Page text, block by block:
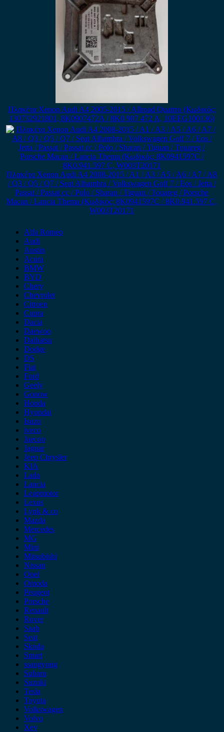
Πλακέτα Xenon Audi A4 2005-2015 / Allroad Quatrro (Κωδικός:
130732921801, 8K0907472A / 8K0 907 472 A, 10EEG100136)
Πλακέτα Xenon Audi A4 2008-2015 / A1 / A3 / A5 / A6 / A7 / A8
/ Q3 / Q5 / Q7 / Seat Alhambra / Volkswagen Golf 7 / Eos / Jetta /
Passat / Passat cc / Polo / Sharan / Tiguan / Touareg / Porsche
Macan / Lancia Thema (Κωδικός: 8K0941597C / 8K0.941.597 C,
W003T20171
Alfa Romeo
Audi
Austin
Acura
BMW
BYD
Chery
Chevrolet
Citroen
Cupra
Dacia
Daewoo
Daihatsu
Dodge
DS
Fiat
Ford
Geely
Gonow
Honda
Hyundai
Isuzu
iveco
Jaecoo
Jaguar
Jeep Chrysler
KIA
Lada
Lancia
Leapmotor
Lexus
Lynk & co
Mazda
Mercedes
MG
Mini
Mitsubishi
Nissan
Opel
Omoda
Peugeot
Porsche
Renault
Rover
Saab
Seat
Skoda
Smart
ssangyong
Subaru
Suzuki
Tesla
Toyota
Volkswagen
Volvo
Xev